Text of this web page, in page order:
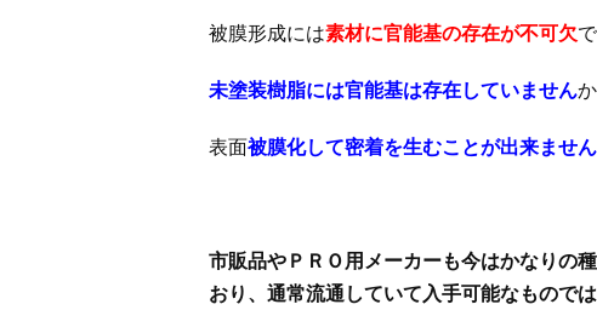
被膜形成には素材に官能基の存在が不可欠
未塗装樹脂には官能基は存在していませんか
表面被膜化して密着を生むことが出来ません
市販品やＰＲＯ用メーカーも今はかなりの
おり、通常流通していて入手可能なものでは